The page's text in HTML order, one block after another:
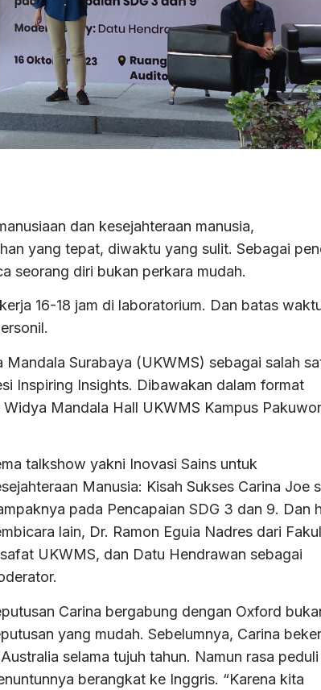
dan kesejahteraan manusia,
yang tepat, diwaktu yang sulit. Sebagai
seorang diri bukan perkara mudah.
16-18 jam di laboratorium. Dan batas
Surabaya (UKWMS) sebagai salah
Inspiring Insights. Dibawakan dalam format
Mandala Hall UKWMS Kampus
talkshow yakni Inovasi Sains untuk
Manusia: Kisah Sukses Carina Joe
pada Pencapaian SDG 3 dan 9. Dan
lain, Dr. Ramon Eguia Nadres dari
UKWMS, dan Datu Hendrawan sebagai
Carina bergabung dengan Oxford
yang mudah. Sebelumnya, Carina
selama tujuh tahun. Namun rasa peduli
berangkat ke Inggris. “Karena kita